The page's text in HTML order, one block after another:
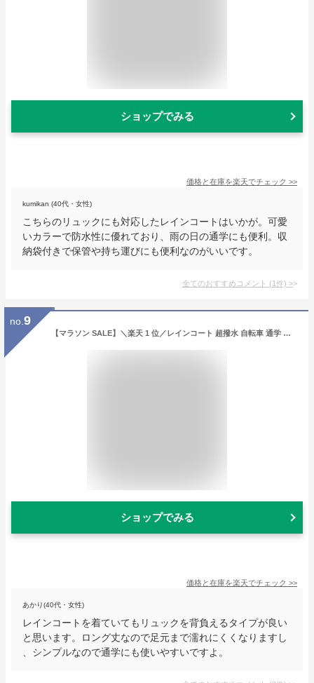
ショップでみる
価格と在庫を楽天でチェック >>
kumikan (40代・女性)
こちらのリュックにも対応したレインコートはいかが。可愛
いカラーで防水性に優れており、雨の日の通学にも便利。収
納袋付きで保管や持ち運びにも便利なのがいいです。
全てのおすすめコメント (1件) >
no. 9
【マラソン SALE】＼楽天 1 位／レインコート 超撥水 自転車 通学 通勤 保育園 レインポンチョ レインウェア シンプル レインコートレディース 男女兼用 アウトドア キャンプ 防災 バイク 安全ロング丈 クリア視野 リュック対応 ランドセル対応 防水性
ショップでみる
価格と在庫を楽天でチェック >>
あかり(40代・女性)
レインコートを着ていてもリュックを背負えるタイプが良い
と思います。ロング丈なので足元まで濡れにくくなりますし
、シンプルなので通学にも使いやすいですよ。